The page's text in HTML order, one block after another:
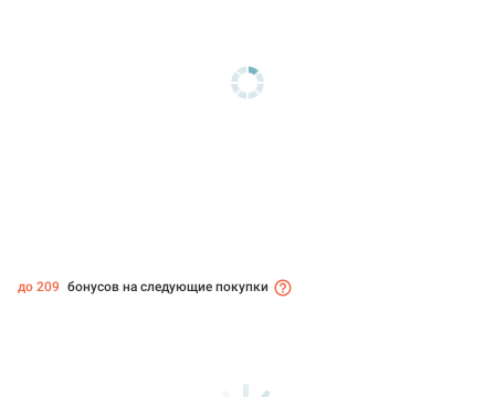
до 209 бонусов на следующие покупки